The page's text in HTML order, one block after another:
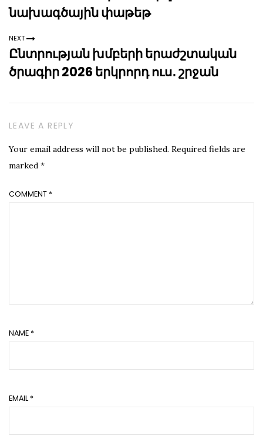
նախագծային փաթեթ
NEXT
Ընտրության խմբերի երաժշտական
ծրագիր 2026 երկրորդ ուս․ շրջան
LEAVE A REPLY
Your email address will not be published. Required fields are
marked *
COMMENT *
NAME *
EMAIL *